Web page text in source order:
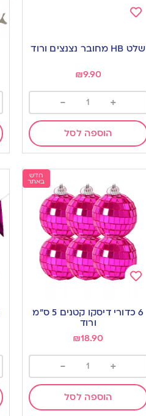
to
wishlist
שלט HB מחובר נצנצים ורוד
₪9.90
+
-
הוספה לסל
חדש
באתר
to
wishlist
6 כדורי דיסקו קטנים 5 ס”מ
ורוד
₪18.90
+
-
הוספה לסל